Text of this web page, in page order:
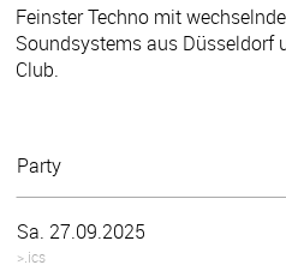
Feinster Techno mit
Soundsystems aus Düsseldorf
Club.
Party
Sa. 27.09.2025
>.ics